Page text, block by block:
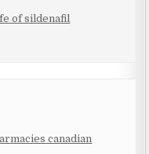
of sildenafil
canadian